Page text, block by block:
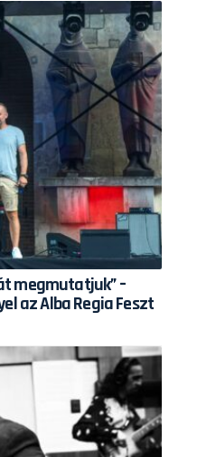
megmutatjuk” –
az Alba Regia Feszt